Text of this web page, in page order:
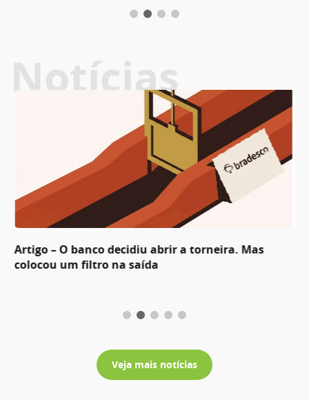
Notícias
Artigo – O banco decidiu abrir a torneira. Mas
colocou um filtro na saída
Veja mais notícias